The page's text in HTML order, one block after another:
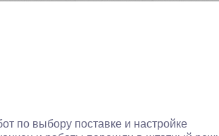
по выбору поставке и настройке